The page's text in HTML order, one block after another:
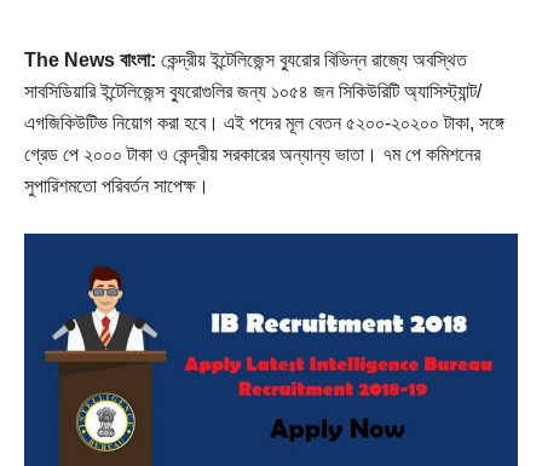
The News বাংলা: কেন্দ্রীয় ইন্টেলিজেন্স ব্যুরোর বিভিন্ন রাজ্যে অবস্থিত
সাবসিডিয়ারি ইন্টেলিজেন্স ব্যুরোগুলির জন্য ১০৫৪ জন সিকিউরিটি অ্যাসিস্ট্যান্ট/
এগজিকিউটিভ নিয়োগ করা হবে। এই পদের মূল বেতন ৫২০০-২০২০০ টাকা, সঙ্গে
গ্রেড পে ২০০০ টাকা ও কেন্দ্রীয় সরকারের অন্যান্য ভাতা। ৭ম পে কমিশনের
সুপারিশমতো পরিবর্তন সাপেক্ষ।